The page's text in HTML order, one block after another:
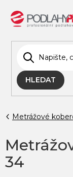
obsah
HLEDAT
Metrážové
34